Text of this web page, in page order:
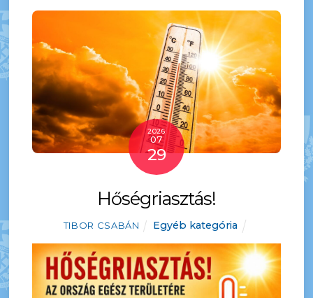
2026
07
29
Hőségriasztás!
TIBOR CSABÁN Egyéb kategória